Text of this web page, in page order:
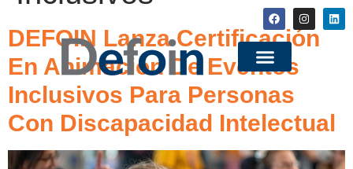
DEFOIN Lanza Certificación
En Animación De Eventos
Inclusivos Para Personas
Con Discapacidad Intelectual